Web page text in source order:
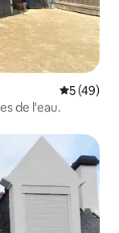
5 (49)
de l'eau.